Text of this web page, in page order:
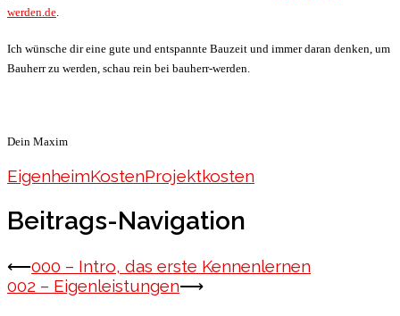
werden.de
Ich wünsche dir eine gute und entspannte Bauzeit und immer daran denken, um
Bauherr zu werden, schau rein bei bauherr-werden.
Dein Maxim
EigenheimKostenProjektkosten
Beitrags-Navigation
⟵000 – Intro, das erste Kennenlernen
002 – Eigenleistungen⟶